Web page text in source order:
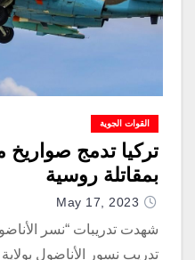
القوات الجوية
تركيا تدمج صواريخ
بمقاتلة روسية
May 17, 2023
شهدت تدريبات “نسر
تدريب نسور الأناضول